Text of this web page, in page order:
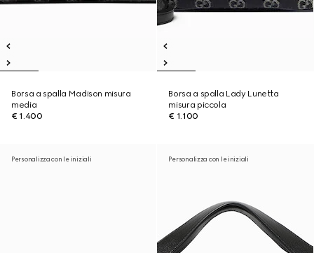
Borsa a spalla Madison misura
media
€ 1.400
Borsa a spalla Lady Lunetta
misura piccola
€ 1.100
Personalizza con le iniziali Personalizza con le iniziali